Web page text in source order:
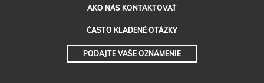
AKO NÁS KONTAKTOVAŤ
ČASTO KLADENÉ OTÁZKY
PODAJTE VAŠE OZNÁMENIE